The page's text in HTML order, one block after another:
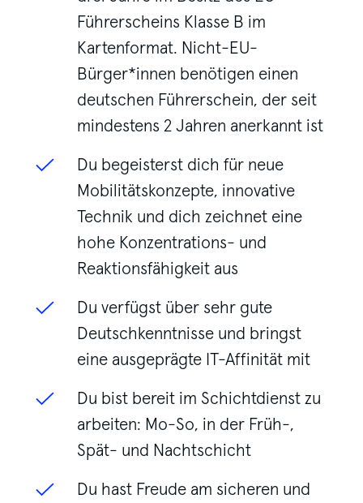
Führerscheins Klasse B im
Kartenformat. Nicht-EU-
Bürger*innen benötigen einen
deutschen Führerschein, der seit
mindestens 2 Jahren anerkannt ist
Du begeisterst dich für neue
Mobilitätskonzepte, innovative
Technik und dich zeichnet eine
hohe Konzentrations- und
Reaktionsfähigkeit aus
Du verfügst über sehr gute
Deutschkenntnisse und bringst
eine ausgeprägte IT-Affinität mit
Du bist bereit im Schichtdienst zu
arbeiten: Mo-So, in der Früh-,
Spät- und Nachtschicht
Du hast Freude am sicheren und